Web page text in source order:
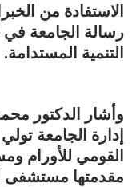
الاستفادة من
رسالة الجامعة
التنمية المستدامة.
وأشار الدكتور
إدارة الجامعة
القومي للأورام
مقدمتها مستشفى